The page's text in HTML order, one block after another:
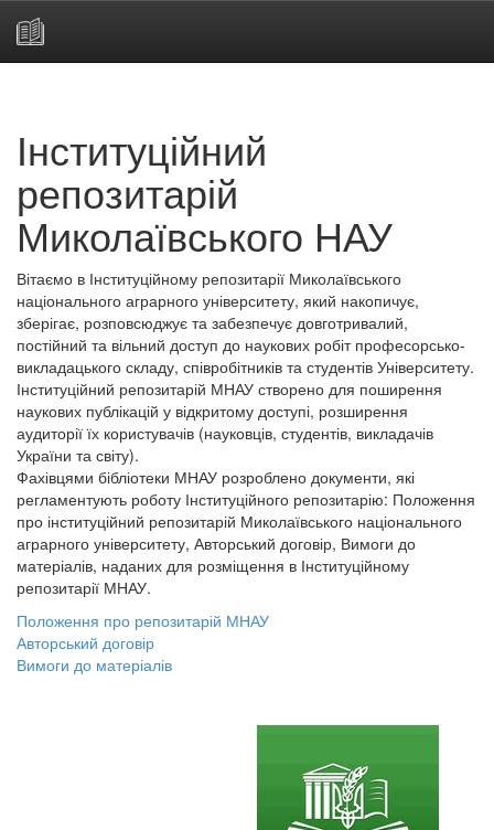
Інституційний
репозитарій
Миколаївського НАУ
Вітаємо в Інституційному репозитарії Миколаївського
національного аграрного університету, який накопичує,
зберігає, розповсюджує та забезпечує довготривалий,
постійний та вільний доступ до наукових робіт професорсько-
викладацького складу, співробітників та студентів Університету.
Інституційний репозитарій МНАУ створено для поширення
наукових публікацій у відкритому доступі, розширення
аудиторії їх користувачів (науковців, студентів, викладачів
України та світу).
Фахівцями бібліотеки МНАУ розроблено документи, які
регламентують роботу Інституційного репозитарію: Положення
про інституційний репозитарій Миколаївського національного
аграрного університету, Авторський договір, Вимоги до
матеріалів, наданих для розміщення в Інституційному
репозитарії МНАУ.
Положення про репозитарій МНАУ
Авторський договір
Вимоги до матеріалів